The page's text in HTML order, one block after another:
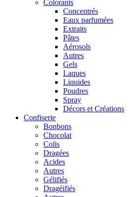
Colorants
Concentrés
Eaux parfumées
Extraits
Pâtes
Aérosols
Autres
Gels
Laques
Liquides
Poudres
Spray
Décors et Créations
Confiserie
Bonbons
Chocolat
Colis
Dragées
Acides
Autres
Gélifiés
Dragéifiés